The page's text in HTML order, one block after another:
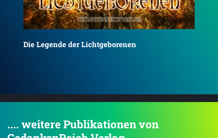
.... weitere Publikationen von